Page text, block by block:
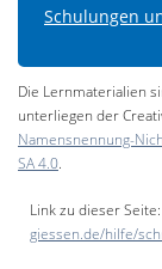
Schulungen
Die Lernmaterialien
unterliegen der
Namensnennung-
SA 4.0.
Link zu dieser Seite:
giessen.de/hilfe/